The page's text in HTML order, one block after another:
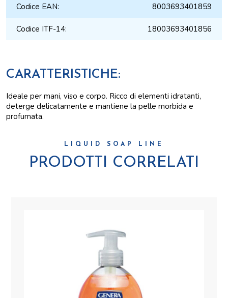
Codice EAN: 8003693401859
Codice ITF-14: 18003693401856
CARATTERISTICHE:
Ideale per mani, viso e corpo. Ricco di elementi idratanti,
deterge delicatamente e mantiene la pelle morbida e
profumata.
LIQUID SOAP LINE
PRODOTTI CORRELATI